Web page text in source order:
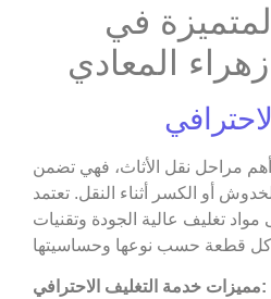
في
المعادي
مراحل نقل الأثاث، فهي تضمن
أو الكسر أثناء النقل. تعتمد
تغليف عالية الجودة وتقنيات
مميزات خدمة التغليف الاحترافي: